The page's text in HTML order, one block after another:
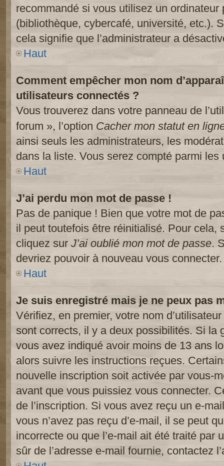
recommandé si vous utilisez un
(bibliothèque, cybercafé, université, etc.).
cela signifie que l’administrateur a
Haut
Comment empêcher mon nom
utilisateurs connectés ?
Vous trouverez dans votre panneau de
forum », l’option Cacher mon statut en
ainsi seuls les administrateurs, les
dans la liste. Vous serez compté parmi
Haut
J’ai perdu mon mot de passe !
Pas de panique ! Bien que votre mot de
il peut toutefois être réinitialisé. Pour cela,
cliquez sur J’ai oublié mon mot de passe.
devriez pouvoir à nouveau vous connecter.
Haut
Je suis enregistré mais je ne peux pas
Vérifiez, en premier, votre nom
sont corrects, il y a deux possibilités. Si la
vous avez indiqué avoir moins de 13 ans
alors suivre les instructions reçues.
nouvelle inscription soit activée par vous-
avant que vous puissiez vous connecter.
de l’inscription. Si vous avez reçu un e-
vous n’avez pas reçu d’e-mail, il se peut
incorrecte ou que l’e-mail ait été traité par
sûr de l’adresse e-mail fournie, contactez